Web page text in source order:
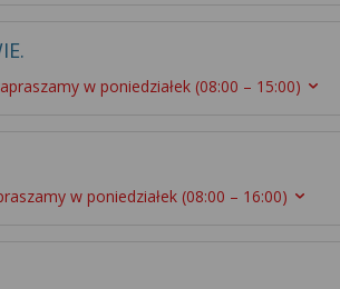
w poniedziałek (08:00 – 15:00)
w poniedziałek (08:00 – 16:00)